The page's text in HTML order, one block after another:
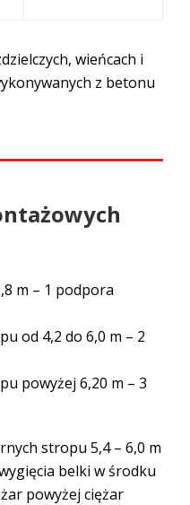
wieńcach i
z betonu
m – 1 podpora
od 4,2 do 6,0 m – 2
powyżej 6,20 m – 3
stropu 5,4 – 6,0 m
belki w środku
powyżej ciężar